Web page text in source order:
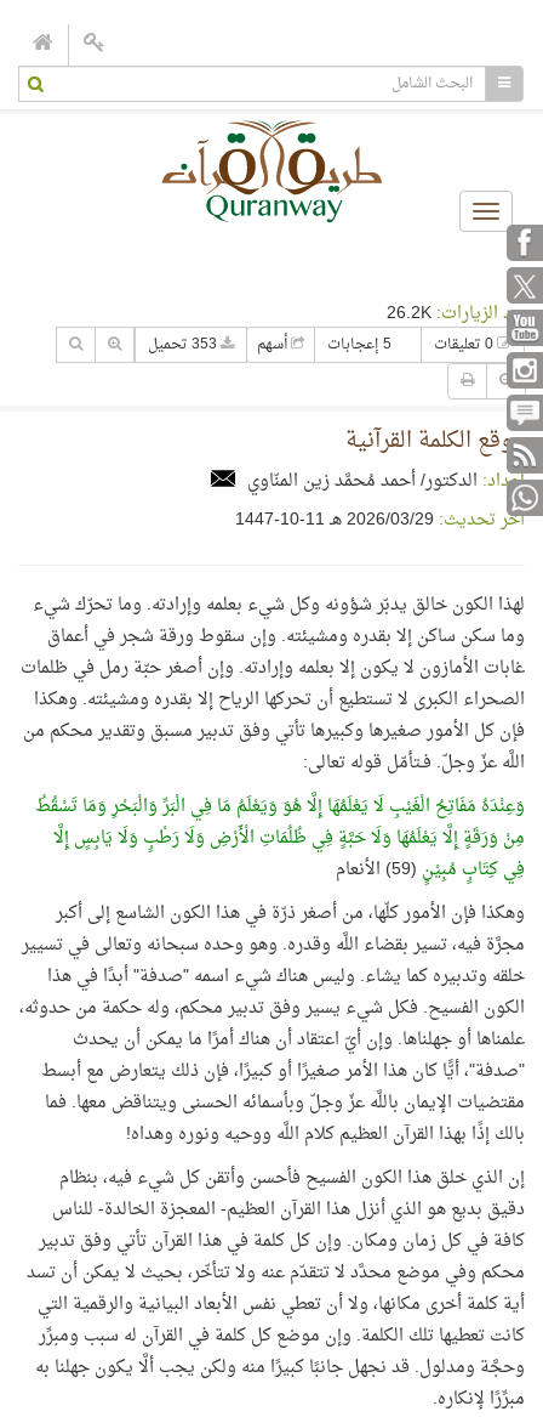
Toggle
navigation
عدد الزيارات:
5 إعجابات أسهم
موقع الكلمة القرآنية
إعداد: الدكتور/ أحمد مُحمَّد زين المنّاوي
آخر تحديث: 29‏/03‏/2026 هـ 11-10-1447
لهذا الكون خالق يدبّر شؤونه وكل شيء بعلمه وإرادته. وما تحرّك شيء
وما سكن ساكن إلا بقدره ومشيئته. وإن سقوط ورقة شجر في أعماق
غابات الأمازون لا يكون إلا بعلمه وإرادته. وإن أصغر حبّة رمل في ظلمات
الصحراء الكبرى لا تستطيع أن تحركها الرياح إلا بقدره ومشيئته. وهكذا
فإن كل الأمور صغيرها وكبيرها تأتي وفق تدبير مسبق وتقدير محكم من
اللَّه عزّ وجلّ. فـتأمّل قوله تعالى:
وَعِنْدَهُ مَفَاتِحُ الْغَيْبِ لَا يَعْلَمُهَا إِلَّا هُوَ وَيَعْلَمُ مَا فِي الْبَرِّ وَالْبَحْرِ وَمَا تَسْقُطُ
مِنْ وَرَقَةٍ إِلَّا يَعْلَمُهَا وَلَا حَبَّةٍ فِي ظُلُمَاتِ الْأَرْضِ وَلَا رَطْبٍ وَلَا يَابِسٍ إِلَّا
فِي كِتَابٍ مُبِيْنٍ (59) الأنعام
وهكذا فإن الأمور كلّها، من أصغر ذرّة في هذا الكون الشاسع إلى أكبر
مجرَّة فيه، تسير بقضاء اللَّه وقدره. وهو وحده سبحانه وتعالى في تسيير
خلقه وتدبيره كما يشاء. وليس هناك شيء اسمه "صدفة" أبدًا في هذا
الكون الفسيح. فكل شيء يسير وفق تدبير محكم، وله حكمة من حدوثه،
علمناها أو جهلناها. وإن أيّ اعتقاد أن هناك أمرًا ما يمكن أن يحدث
"صدفة"، أيًّا كان هذا الأمر صغيرًا أو كبيرًا، فإن ذلك يتعارض مع أبسط
مقتضيات الإيمان باللَّه عزّ وجلّ وبأسمائه الحسنى ويتناقض معها. فما
بالك إذًا بهذا القرآن العظيم كلام اللَّه ووحيه ونوره وهداه!
إن الذي خلق هذا الكون الفسيح فأحسن وأتقن كل شيء فيه، بنظام
دقيق بديع هو الذي أنزل هذا القرآن العظيم- المعجزة الخالدة- للناس
كافة في كل زمان ومكان. وإن كل كلمة في هذا القرآن تأتي وفق تدبير
محكم وفي موضع محدَّد لا تتقدّم عنه ولا تتأخّر، بحيث لا يمكن أن تسد
أية كلمة أخرى مكانها، ولا أن تعطي نفس الأبعاد البيانية والرقمية التي
كانت تعطيها تلك الكلمة. وإن موضع كل كلمة في القرآن له سبب ومبرِّر
وحجَّة ومدلول. قد نجهل جانبًا كبيرًا منه ولكن يجب ألَّا يكون جهلنا به
مبرِّرًا لإنكاره.